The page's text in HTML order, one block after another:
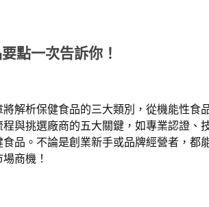
點一次告訴你！
解析保健食品的三大類別，從機能性食
與挑選廠商的五大關鍵，如專業認證、
品。不論是創業新手或品牌經營者，都
商機！